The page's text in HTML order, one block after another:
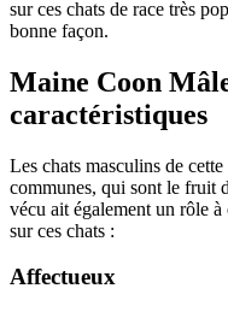
sur ces chats de race très
bonne façon.
Maine Coon
caractéristiques
Les chats masculins de
communes, qui sont le fruit
vécu ait également un rôle
sur ces chats :
Affectueux